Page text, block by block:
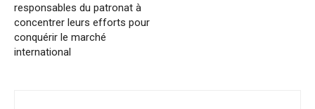
responsables du patronat à
concentrer leurs efforts pour
conquérir le marché
international